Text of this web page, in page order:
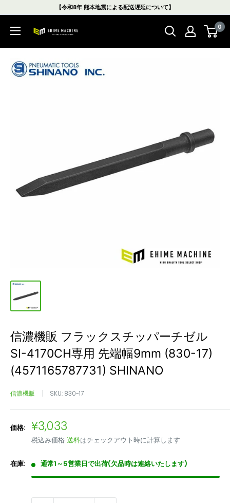
ン
【令和8年 熊本地震による配送遅延について】
エ
マ
0
信濃機販 フラックスチッパーチゼル
SI-4170CH専用 先端幅9mm (830-17)
(4571165787731) SHINANO
信濃機販 SKU: 830-17
価格: 販
売
価
格
¥3,033
税込み価格 送料はチェックアウト時に計算します
在庫: 通常1～5営業日で出荷(欠品時は連絡いたします)